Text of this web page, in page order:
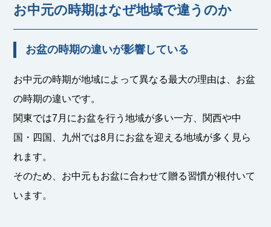
お中元の時期はなぜ地域で違うのか
お盆の時期の違いが影響している
お中元の時期が地域によって異なる最大の理由は、お盆
の時期の違いです。
関東では7月にお盆を行う地域が多い一方、関西や中
国・四国、九州では8月にお盆を迎える地域が多く見ら
れます。
そのため、お中元もお盆に合わせて贈る習慣が根付いて
います。